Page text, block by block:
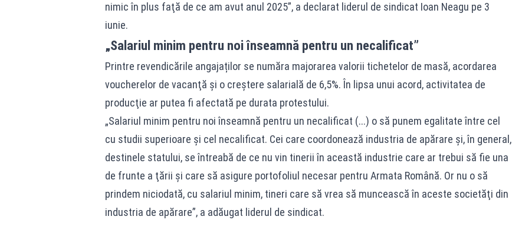
nimic în plus faţă de ce am avut anul 2025”, a declarat liderul de sindicat Ioan Neagu pe 3
iunie.
„Salariul minim pentru noi înseamnă pentru un necalificat”
Printre revendicările angajaților se număra majorarea valorii tichetelor de masă, acordarea
voucherelor de vacanţă şi o creştere salarială de 6,5%. În lipsa unui acord, activitatea de
producţie ar putea fi afectată pe durata protestului.
„Salariul minim pentru noi înseamnă pentru un necalificat (...) o să punem egalitate între cel
cu studii superioare şi cel necalificat. Cei care coordonează industria de apărare şi, în general,
destinele statului, se întreabă de ce nu vin tinerii în această industrie care ar trebui să fie una
de frunte a ţării şi care să asigure portofoliul necesar pentru Armata Română. Or nu o să
prindem niciodată, cu salariul minim, tineri care să vrea să muncească în aceste societăţi din
industria de apărare”, a adăugat liderul de sindicat.